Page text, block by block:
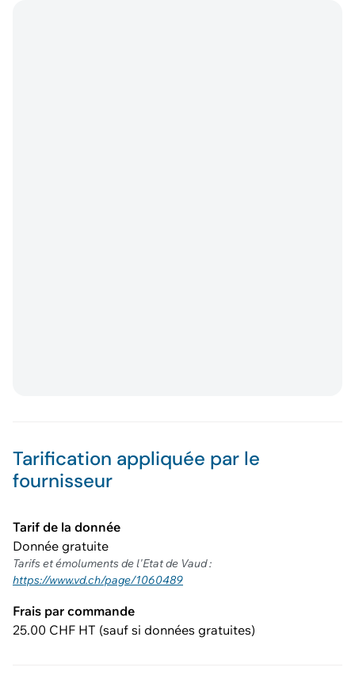
Tarification appliquée par le
fournisseur
Tarif de la donnée
Donnée gratuite
Tarifs et émoluments de l'Etat de Vaud :
https://www.vd.ch/page/1060489
Frais par commande
25.00 CHF HT (sauf si données gratuites)